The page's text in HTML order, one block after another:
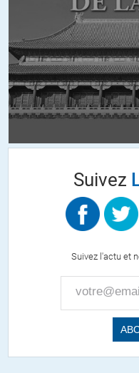
Suivez
Suivez l'actu et